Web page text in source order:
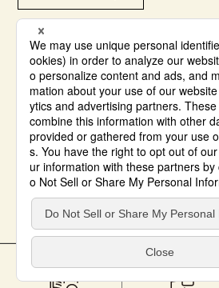
教材サポート
Japanese language
hed by Bonjinsha
© Bonjinsha Co., LTD. All Rights